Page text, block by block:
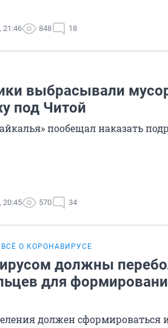
21:46 848 18
выбрасывали
под Читой
пообещал наказать
20:45 570 34
ВСЁ О КОРОНАВИРУСЕ
должны
для
должен сформироваться